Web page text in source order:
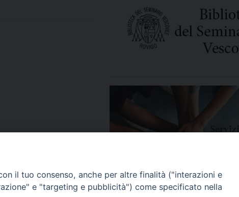
il tuo consenso, anche per altre finalità ("interazioni e
e "targeting e pubblicità") come specificato nella